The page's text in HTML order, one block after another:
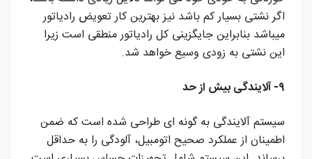
اگر نشتی بسیار کم باشد نیز بهترین کار تعویض رادیاتور
میباشد بنابراین جایگزینی کل رادیاتور منطقی است زیرا
این نشتی به زودی وسیع خواهد شد.
۹- آلایندگی بیش از حد
سیستم آلایندگی به گونه ای طراحی شده است که ضمن
اطمینان از عملکرد صحیح اتومبیل، آلودگی را به حداقل